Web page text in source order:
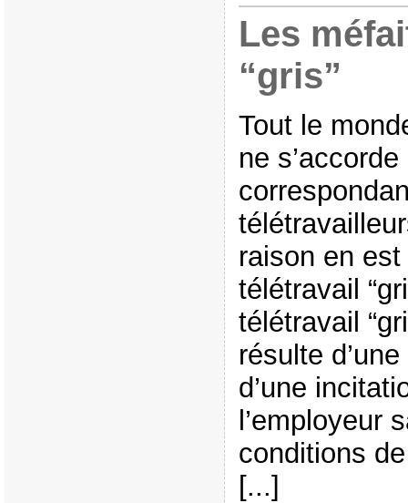
Les
“gris”
Tout le
ne
raison en est
télétravail
télétravail
résulte
d’une
l’employeur
conditions
[...]